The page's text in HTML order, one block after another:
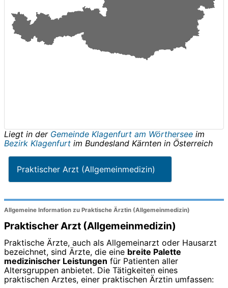
Liegt in der Gemeinde Klagenfurt am Wörthersee im
Bezirk Klagenfurt im Bundesland Kärnten in Österreich
Praktischer Arzt (Allgemeinmedizin)
Allgemeine Information zu Praktische Ärztin (Allgemeinmedizin)
Praktischer Arzt (Allgemeinmedizin)
Praktische Ärzte, auch als Allgemeinarzt oder Hausarzt
bezeichnet, sind Ärzte, die eine breite Palette
medizinischer Leistungen für Patienten aller
Altersgruppen anbietet. Die Tätigkeiten eines
praktischen Arztes, einer praktischen Ärztin umfassen: